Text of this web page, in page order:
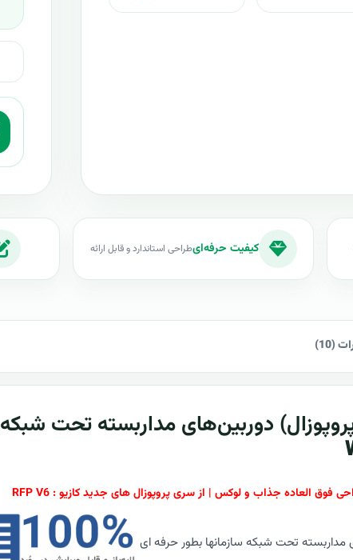
کیفیت حرفه‌ایطراحی استاندارد و قابل ارائه
(10)
دوربین‌های مداربسته تحت شبکه
تحت شبکه سازمانها بطور حرفه ای